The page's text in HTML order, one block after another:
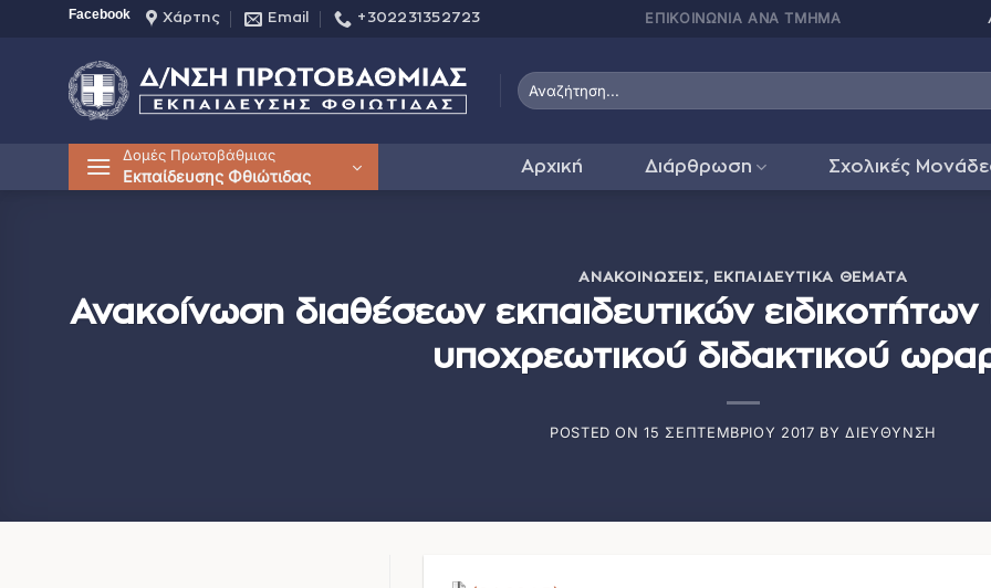
Μετάβαση
περιεχόμενο
Facebook Χάρτης Email +302231352723 ΠΑΤΗΣΤΕ ΕΔΩ ΓΙΑ
Δομές Πρωτοβάθμιας
Εκπαίδευσης Φθιώτιδας Αρχική Διάρθρωση Σχολικές
ΑΝΑΚΟΙΝΏΣΕΙΣ, ΕΚΠΑΙΔΕΥΤΙΚΆ ΘΈΜΑΤΑ
Ανακοίνωση διαθέσεων εκπαιδευτικών
υποχρεωτικού διδακτικού
POSTED ON15 ΣΕΠΤΕΜΒΡΊΟΥ 2017 BYΔΙΕΎΘΥΝΣΗ